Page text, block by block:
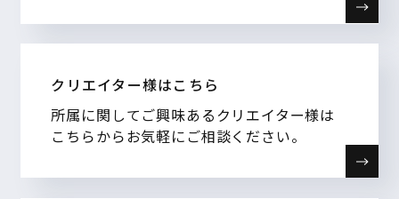
クリエイター様はこちら
所属に関してご興味あるクリエイター様は
こちらからお気軽にご相談ください。